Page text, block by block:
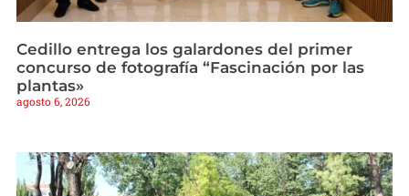
Cedillo entrega los galardones del primer
concurso de fotografía “Fascinación por las
plantas»
agosto 6, 2026